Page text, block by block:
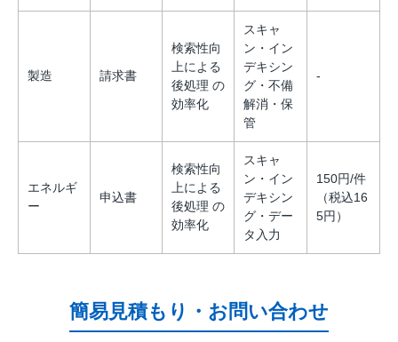
製造 請求書
検索性向
上による
後処理 の
効率化
スキャ
ン・イン
デキシン
グ・不備
解消・保
管
-
エネルギ
ー
申込書
検索性向
上による
後処理 の
効率化
スキャ
ン・イン
デキシン
グ・デー
タ入力
150円/件
（税込16
5円）
簡易見積もり・お問い合わせ